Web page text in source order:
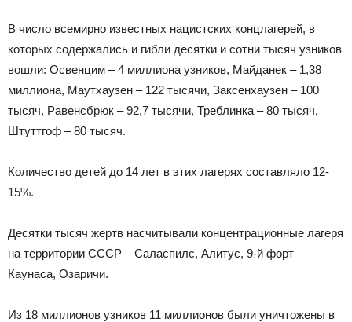
В число всемирно известных нацистских концлагерей, в
которых содержались и гибли десятки и сотни тысяч узников
вошли: Освенцим – 4 миллиона узников, Майданек – 1,38
миллиона, Маутхаузен – 122 тысячи, Заксенхаузен – 100
тысяч, Равенсбрюк – 92,7 тысячи, Треблинка – 80 тысяч,
Штуттгоф – 80 тысяч.
Количество детей до 14 лет в этих лагерях составляло 12-
15%.
Десятки тысяч жертв насчитывали концентрационные лагеря
на территории СССР – Саласпилс, Алитус, 9-й форт
Каунаса, Озаричи.
Из 18 миллионов узников 11 миллионов были уничтожены в